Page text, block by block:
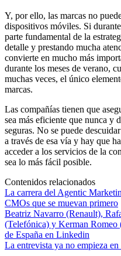
Y, por ello, las marcas no
dispositivos móviles. Si
parte fundamental de la
detalle y prestando mucha
convierte en mucho más
durante los meses de verano,
muchas veces, el único
marcas.
Las compañías tienen que
sea más eficiente que nunca y
seguras. No se puede
a través de esa vía y hay que
acceder a los servicios de la
sea lo más fácil posible.
Contenidos relacionados
La carrera del Agentic
CMOs que se muevan primero
Beatriz Navarro (Renault),
(Telefónica) y Kerman
de España en Linkedin
La entrevista ya no empieza